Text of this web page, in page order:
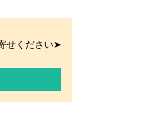
せください➤